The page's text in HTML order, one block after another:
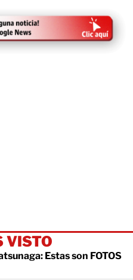
VISTO
Estas son FOTOS